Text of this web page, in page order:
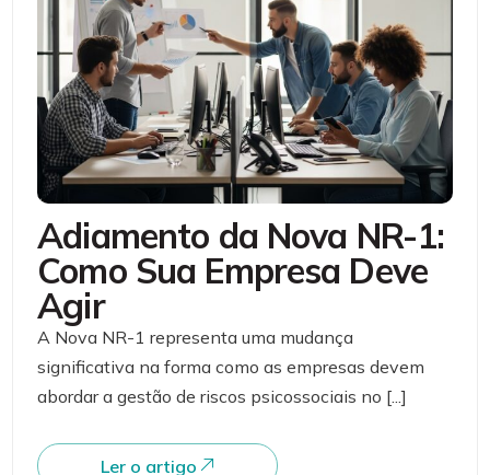
Adiamento da Nova NR-1:
Como Sua Empresa Deve
Agir
A Nova NR-1 representa uma mudança
significativa na forma como as empresas devem
abordar a gestão de riscos psicossociais no [...]
Ler o artigo